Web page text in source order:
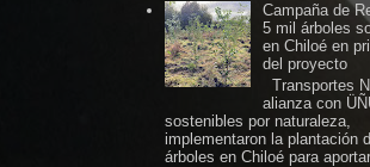
Campaña de
5 mil árboles
en Chiloé en
del proyecto
Transportes
alianza con
sostenibles por naturaleza,
implementaron la plantación
árboles en Chiloé para aportar